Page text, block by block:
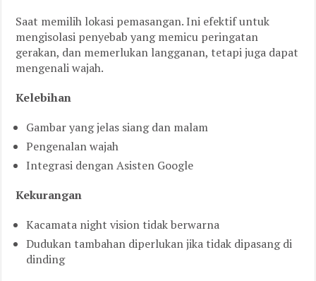
Saat memilih lokasi pemasangan. Ini efektif untuk
mengisolasi penyebab yang memicu peringatan
gerakan, dan memerlukan langganan, tetapi juga dapat
mengenali wajah.
Kelebihan
Gambar yang jelas siang dan malam
Pengenalan wajah
Integrasi dengan Asisten Google
Kekurangan
Kacamata night vision tidak berwarna
Dudukan tambahan diperlukan jika tidak dipasang di
dinding